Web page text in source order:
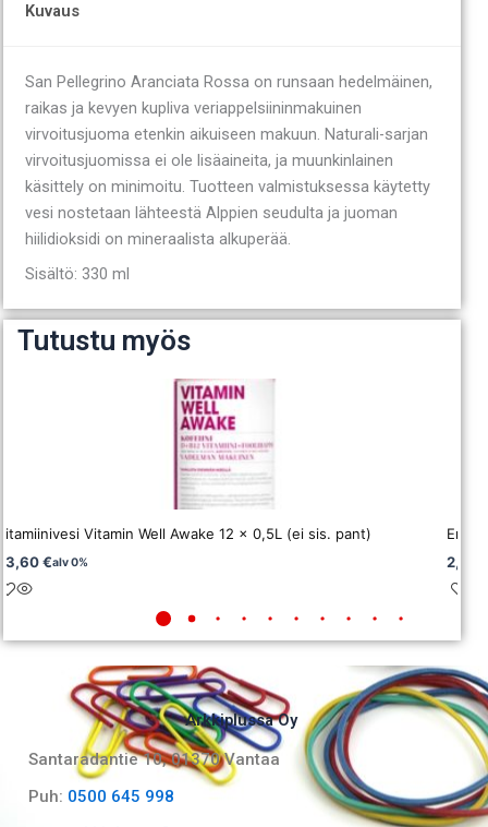
Kuvaus
San Pellegrino Aranciata Rossa on runsaan hedelmäinen,
raikas ja kevyen kupliva veriappelsiininmakuinen
virvoitusjuoma etenkin aikuiseen makuun. Naturali-sarjan
virvoitusjuomissa ei ole lisäaineita, ja muunkinlainen
käsittely on minimoitu. Tuotteen valmistuksessa käytetty
vesi nostetaan lähteestä Alppien seudulta ja juoman
hiilidioksidi on mineraalista alkuperää.
Sisältö: 330 ml
Tutustu myös
Vitamin Well Awake 12 x 0,5L (ei sis. pant)
€alv 0%
2,06
Arkkiplussa Oy
Santaradantie 10, 01370 Vantaa​
Puh: 0500 645 998